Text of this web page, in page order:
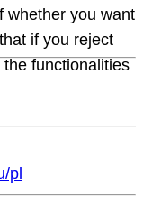
pl
whether you want
if you reject
functionalities